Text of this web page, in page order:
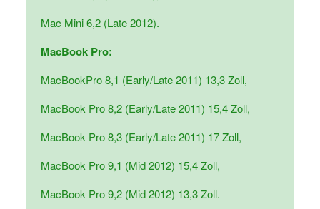
Mac Mini 6,2 (Late 2012).
MacBook Pro:
MacBookPro 8,1 (Early/Late 2011) 13,3 Zoll,
MacBook Pro 8,2 (Early/Late 2011) 15,4 Zoll,
MacBook Pro 8,3 (Early/Late 2011) 17 Zoll,
MacBook Pro 9,1 (Mid 2012) 15,4 Zoll,
MacBook Pro 9,2 (Mid 2012) 13,3 Zoll.